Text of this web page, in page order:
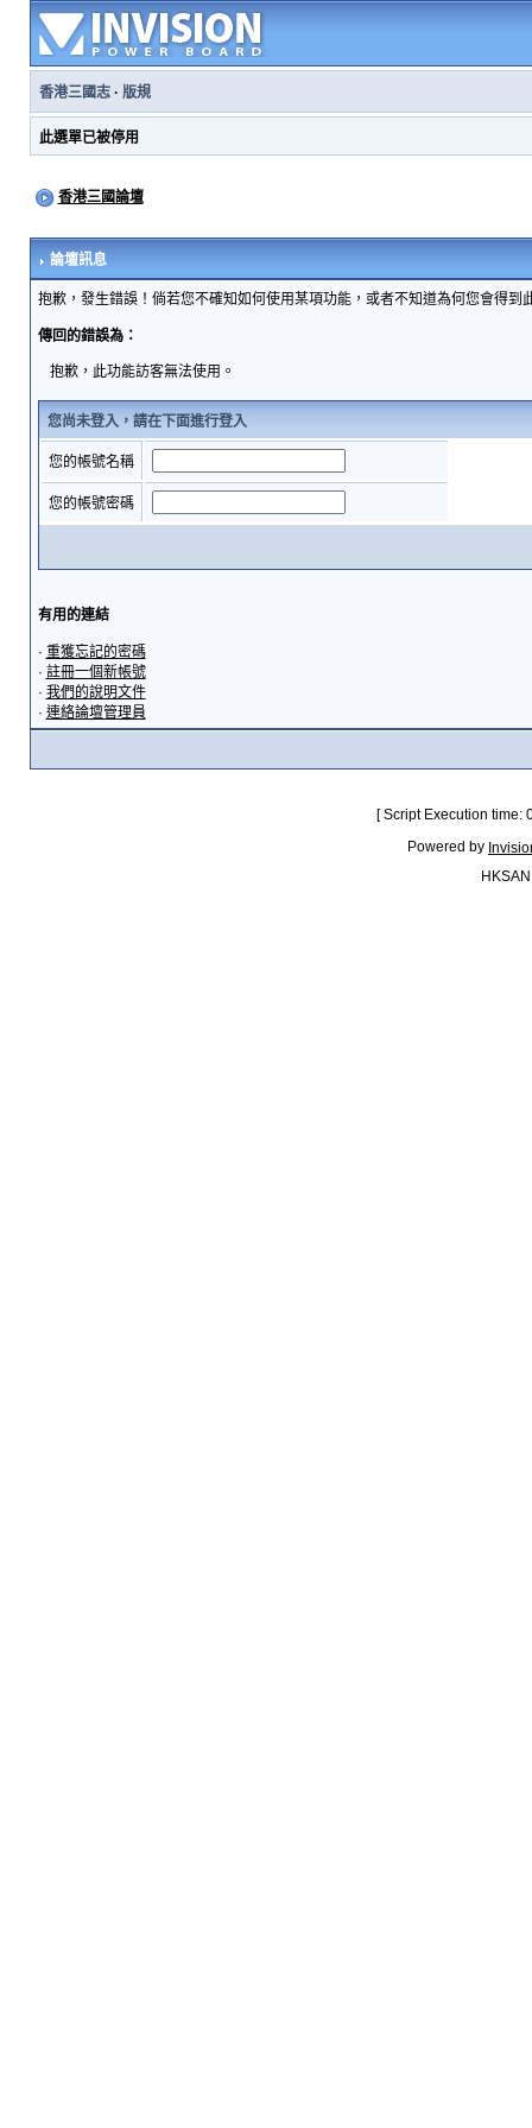
香港三國志· 版規
此選單已被停用
香港三國論壇
論壇訊息
抱歉，發生錯誤！倘若您不確知如何使用某項功能，或者不知道為何您會得
傳回的錯誤為：
抱歉，此功能訪客無法使用。
您尚未登入，請在下面進行登入
您的帳號名稱
您的帳號密碼
有用的連結
· 重獲忘記的密碼
· 註冊一個新帳號
· 我們的說明文件
· 連絡論壇管理員
[ Script Execution
Powered by